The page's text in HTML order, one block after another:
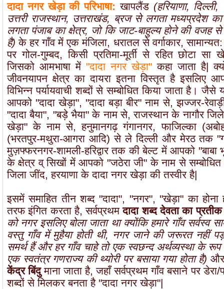
दादा नगर खेड़ा की परिभाषा: खापलैंड (हरियाणा,
उत्तरी राजस्थान, उत्तराखंड, ब्रज से लगता मध्यप्रदेश का
लगता पंजाब का क्षेत्र, जो कि जाट-बाहुल्य होने की वजह
है)के हर गाँव में एक मंजिला, धरातल से वर्गाकार,
पर गोल-गुम्बद, किसी प्रतिमा-मूर्ती से रहित छोटा सा
जिसको आमभाषा में "दादा नगर खेड़ा" कहा जाता है|
जीवनयापन क्षेत्र का दायरा इतना विस्तृत है इसलिए
विभिन्न पर्यायवाची शब्दों से सम्बोधित किया जाता है।
आपको "दादा खेड़ा", "दादा बड़ा बीर" नाम से, झज्जर-
"दादा बैया", "बड़े भैया" के नाम से, राजस्थान के नागौर
खेड़ा" के नाम से,हनुमानगढ़ गंगानगर, फाजिल्का
(भरतपुर-मथुरा-आगरा आदि) से ले दिल्ली और मेरठ तक
मुज़फ्फरनगर-शामली-हरिद्वार तक की बेल्ट में आपको
के क्षेत्र व् सिखों में आपको "जठेरा जी" के नाम से सम्बोधित
जिला जींद, हरयाणा के दादा नगर खेड़ा की तस्वीर है|
इसमें समाहित तीन शब्द "दादा", "नगर", "खेड़ा" का होना
तरफ इंगित करता है, सर्वप्रथमदादा शब्द देवता का प्रतीक
को नगर इसलिए बोला जाता था क्योंकि हमारे गाँव सर्वस्व
वस्तु गाँव में मुहैया होती थी, नगर जाने की जरूरत नहीं
समर्थ हैं और हर गाँव चाहे तो एक स्वछन्द अर्थव्यस्था के
एक स्वतंत्र गणराज्य की थ्योरी पर बसाया गया होता है) और
केंद्र बिंदुमाना जाता है, जहाँ सर्वप्रथम गाँव बसाने पर
शब्दों से मिलकर बनता है "दादा नगर खेड़ा"|